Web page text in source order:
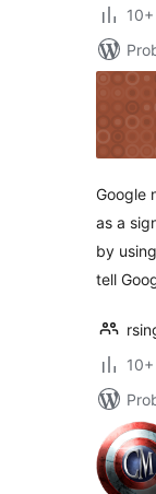
Google
as a
by
tell